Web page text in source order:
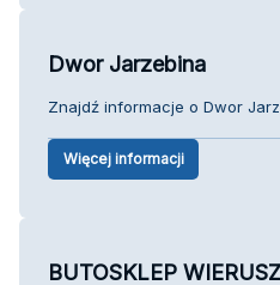
Dwor Jarzebina
Znajdź informacje o Dwor
Więcej informacji
BUTOSKLEP